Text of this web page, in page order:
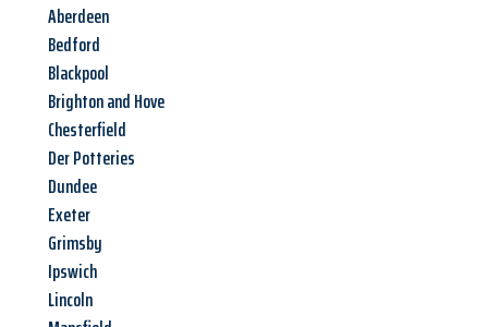
Aberdeen
Bedford
Blackpool
Brighton and Hove
Chesterfield
Der Potteries
Dundee
Exeter
Grimsby
Ipswich
Lincoln